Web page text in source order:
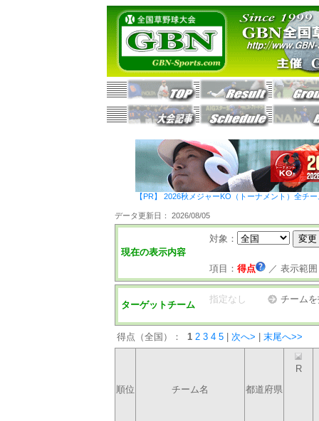
【PR】 2026秋メジャーKO（トーナメント）全チ
データ更新日： 2026/08/05
現在の表示内容
対象：
項目： 得点 ／ 表示範囲
ターゲットチーム
指定なし チーム
得点（全国）： 1 2 3 4 5 次へ> 末尾へ>>
順位 チーム名 都道府県
R